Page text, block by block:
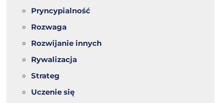
Pryncypialność
Rozwaga
Rozwijanie innych
Rywalizacja
Strateg
Uczenie się